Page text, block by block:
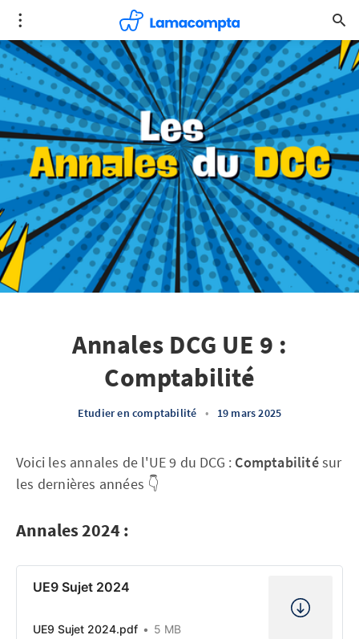
Annales DCG UE 9 :
Comptabilité
Etudier en comptabilité • 19 mars 2025
Voici les annales de l'UE 9 du DCG : Comptabilitésur
les dernières années 👇
Annales 2024 :
UE9 Sujet 2024
UE9 Sujet 2024.pdf 5 MB